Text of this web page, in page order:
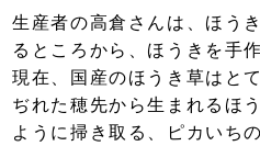
生産者の高倉さんは、ほう
るところから、ほうきを手
現在、国産のほうき草はと
ぢれた穂先から生まれるほ
ように掃き取る、ピカいち